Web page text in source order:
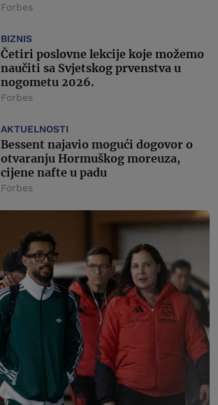
Forbes
BIZNIS
Četiri poslovne lekcije koje možemo
naučiti sa Svjetskog prvenstva u
nogometu 2026.
Forbes
AKTUELNOSTI
Bessent najavio mogući dogovor o
otvaranju Hormuškog moreuza,
cijene nafte u padu
Forbes